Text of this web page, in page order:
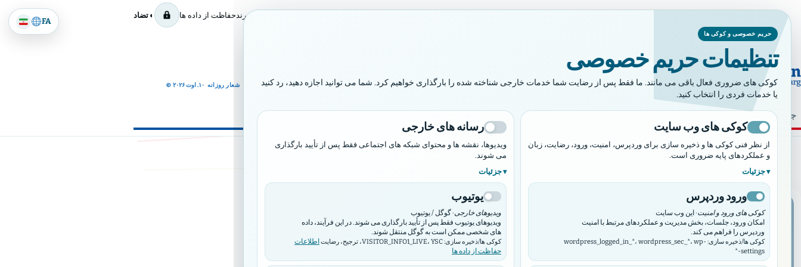
FA
برند حفاظت از داده ها ◐ تضاد
خداوند تخت خود را در آسمان بنا نهاده و پادشاهی اش بر همه چیز سلطه دارد.
شعار روزانه ۱۰. اوت ۲۰۲۶ ©
⌕ رویدادها
روز:۳۱ اوت ۲۰۲۳
اخبار
حریم خصوصی و کوکی ها
تنظیمات حریم خصوصی
کوکی های ضروری فعال باقی می مانند. ما فقط پس از رضایت شما خدمات خارجی شناخته شده را بارگذاری خواهیم کرد. شما می توانید اجازه دهید، رد کنید
یا خدمات فردی را انتخاب کنید.
کوکی های وب سایت
از نظر فنی کوکی ها و ذخیره سازی برای وردپرس، امنیت، ورود، رضایت، زبان
و عملکردهای پایه ضروری است.
جزئیات
ورود وردپرس
کوکی های ورود و امنیت· این وب سایت
امکان ورود، جلسات، بخش مدیریت و عملکردهای مرتبط با امنیت
وردپرس را فراهم می کند.
کوکی ها/ذخیره سازی: wordpress_logged_in_*، wordpress_sec_*، wp-
settings-*
رسانه های خارجی
ویدیوها، نقشه ها و محتوای شبکه های اجتماعی فقط پس از تأیید بارگذاری
می شوند.
جزئیات
یوتیوب
ویدیوهای خارجی· گوگل / یوتیوب
ویدیوهای یوتیوب فقط پس از تأیید بارگذاری می شوند. در این فرآیند، داده
های شخصی ممکن است به گوگل منتقل شوند.
کوکی ها/ذخیره سازی: VISITOR_INFO1_LIVE، YSC، ترجیح، رضایت
اطلاعات
حفاظت از داده ها